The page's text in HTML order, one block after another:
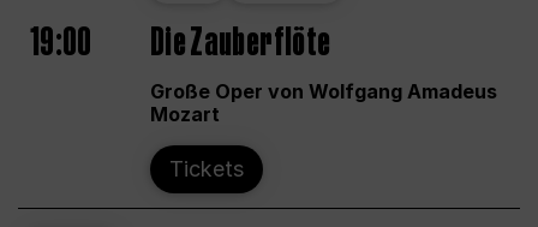
19:00 Die Zauberflöte
Große Oper von Wolfgang Amadeus
Mozart
Tickets